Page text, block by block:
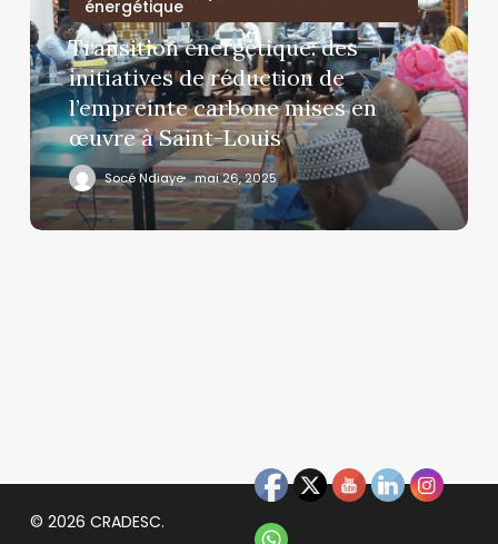
énergétique
Transition énergétique: des
initiatives de réduction de
l’empreinte carbone mises en
œuvre à Saint-Louis
Socé Ndiaye mai 26, 2025
© 2026 CRADESC.